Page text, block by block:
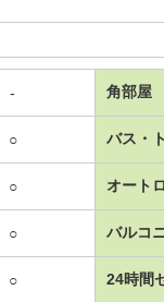
- 角部屋
○ バス・
○ オート
○ バルコ
○ 24時間